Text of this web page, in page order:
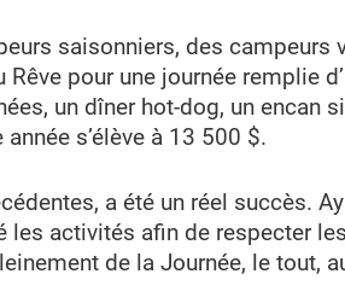
saisonniers, des campeurs
pour une journée remplie
un dîner hot-dog, un encan
s’élève à 13 500 $.
a été un réel succès.
les activités afin de respecter
de la Journée, le tout,